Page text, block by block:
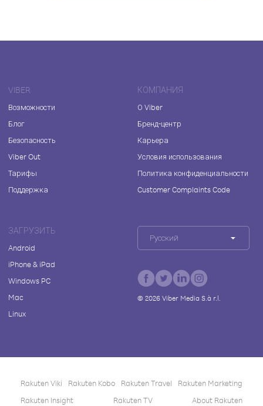
VIBER
Возможности
Блог
Безопасность
Viber Out
Тарифы
Поддержка
КОМПАНИЯ
О Viber
Бренд-центр
Карьера
Условия использования
Политика конфиденциальности
Customer Complaints Code
ЗАГРУЗИТЬ
Android
iPhone & iPad
Windows PC
Mac
Linux
Русский
© 2026Viber Media S.à r.l.
Rakuten Viki Rakuten Kobo Rakuten Travel
Rakuten Marketing
Rakuten Insight
Rakuten TV About Rakuten